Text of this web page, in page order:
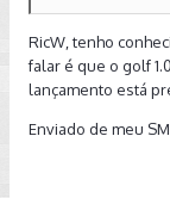
RicW, tenho
falar é que o golf
lançamento está
Enviado de meu